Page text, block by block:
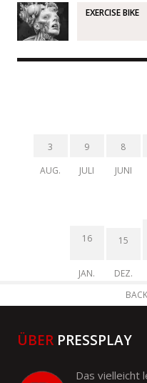
EXERCISE BIKE
3
AUG.
9
JULI
8
JUNI
16
JAN.
15
DEZ.
ÜBER PRESSPLAY
Das vielleicht